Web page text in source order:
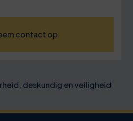
contact op
met passie, kennis en